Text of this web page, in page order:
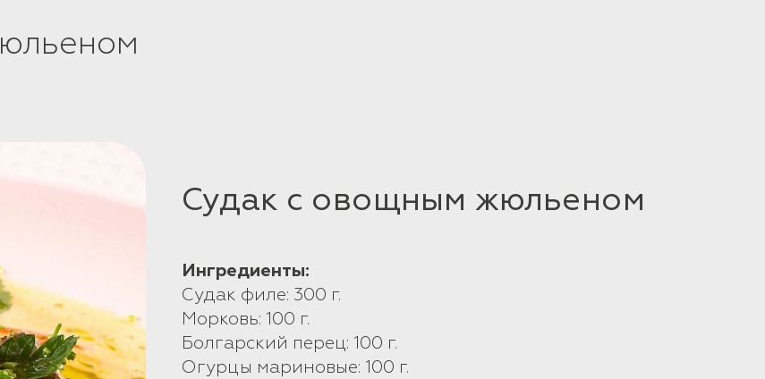
Судак с овощным жюльеном
Ингредиенты:
Судак филе: 300 г.
Морковь: 100 г.
Болгарский перец: 100 г.
Огурцы мариновые: 100 г.